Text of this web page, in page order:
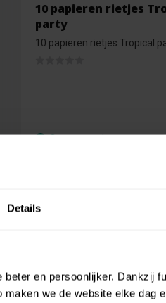
Details
en persoonlijker. Dankzij
we de website elke dag
10 papieren rietjes
party
10 papieren rietjes Tropical
Op voorraad
€ 0,89